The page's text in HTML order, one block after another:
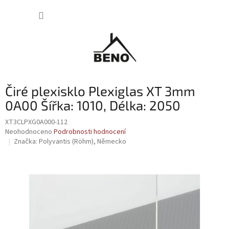
Čiré plexisklo Plexiglas XT 3mm
0A00 Šířka: 1010, Délka: 2050
XT3CLPXG0A000-112
Průměrné
hodnocení
Neohodnoceno Podrobnosti hodnocení
Značka: Polyvantis (Röhm), Německo